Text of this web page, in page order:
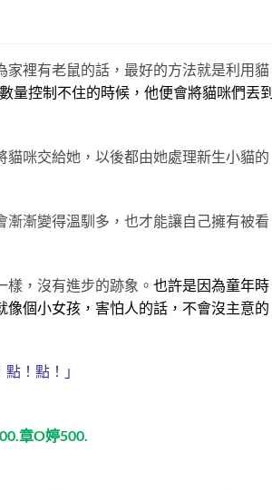
家裡有老鼠的話，最好的方法就是利用貓
量控制不住的時候，他便會將貓咪們丟到
咪交給她，以後都由她處理新生小貓的
漸變得溫馴多，也才能讓自己擁有被看
，沒有進步的跡象。 也許是因為童年時
個小女孩，害怕人的話，不會沒主意的
！點！」
章O婷500.